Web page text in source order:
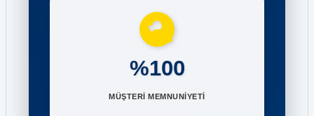
%100
MÜŞTERİ MEMNUNİYETİ